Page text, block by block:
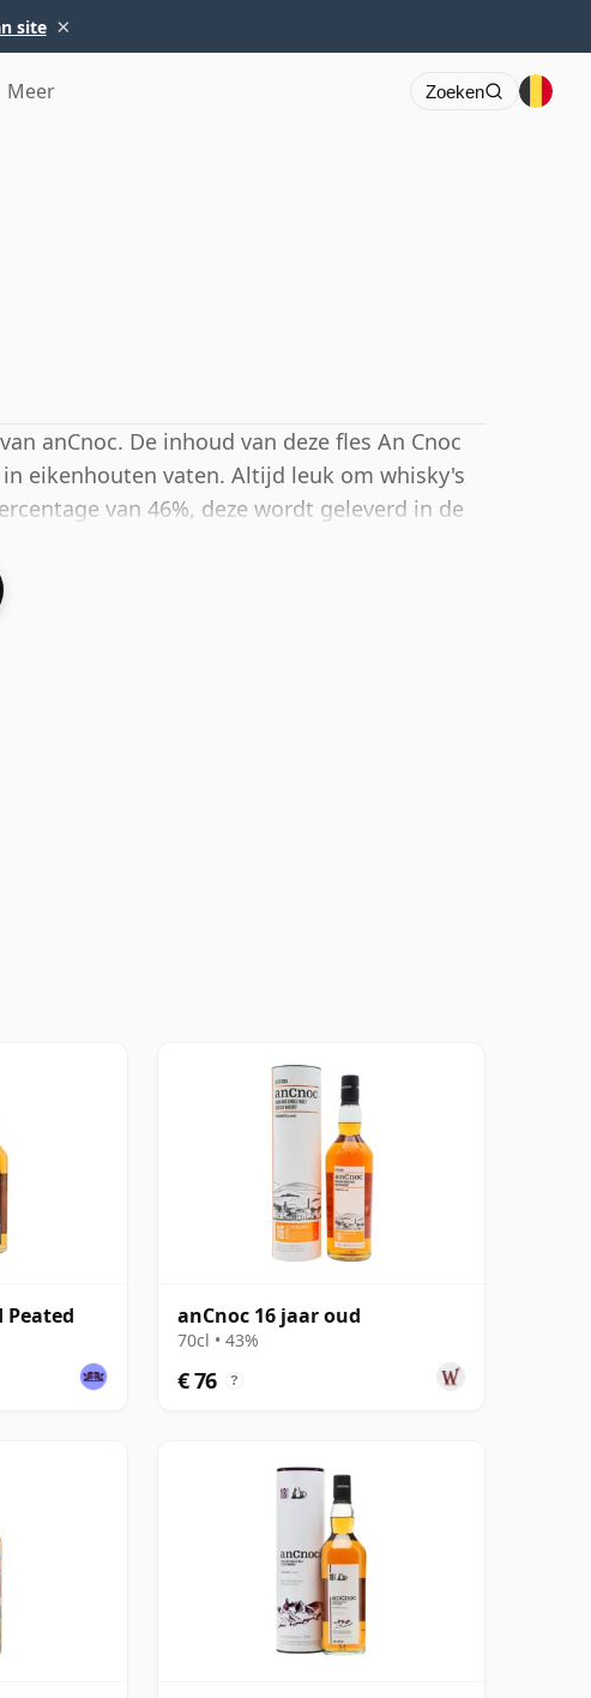
site ×
Meer Zoeken
anCnoc. De inhoud van deze fles An Cnoc
eikenhouten vaten. Altijd leuk om whisky's
van 46%, deze wordt geleverd in de
Peated anCnoc 16 jaar oud
70cl • 43%
€ 76 ?